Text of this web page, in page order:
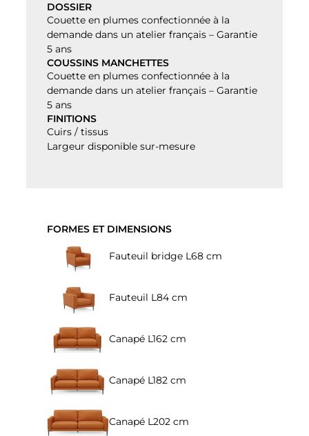
DOSSIER
Couette en plumes confectionnée à la
demande dans un atelier français – Garantie
5 ans
COUSSINS MANCHETTES
Couette en plumes confectionnée à la
demande dans un atelier français – Garantie
5 ans
FINITIONS
Cuirs / tissus
Largeur disponible sur-mesure
FORMES ET DIMENSIONS
Fauteuil bridge L68 cm
Fauteuil L84 cm
Canapé L162 cm
Canapé L182 cm
Canapé L202 cm